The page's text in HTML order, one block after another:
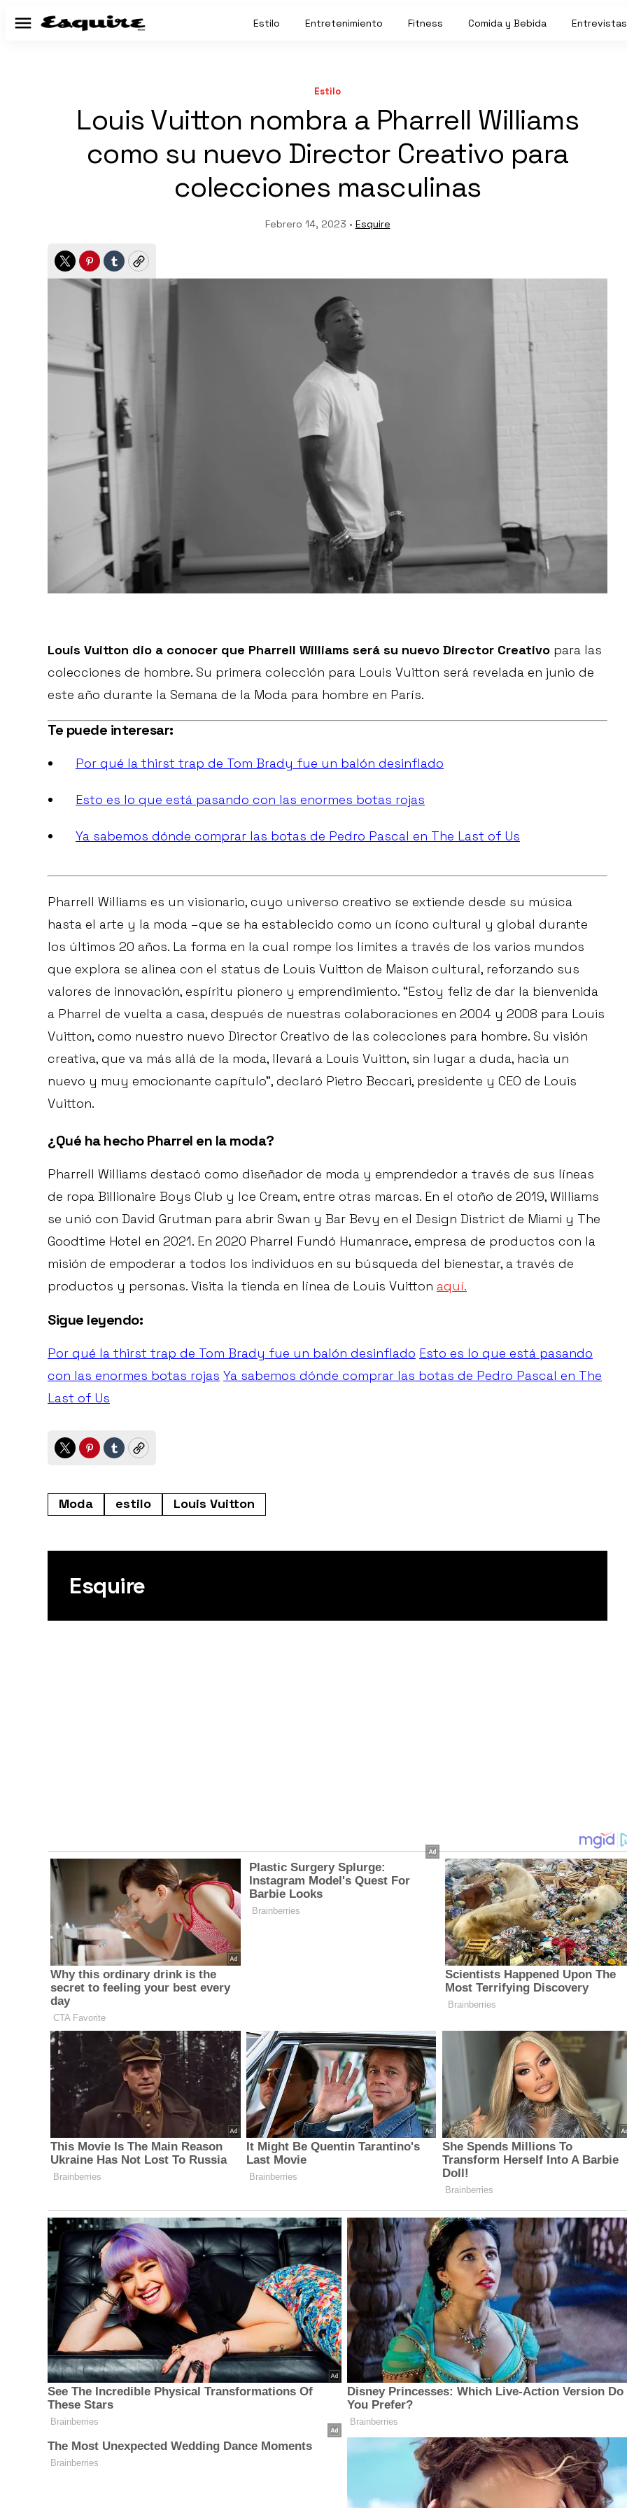
Menú Estilo Entretenimiento Fitness Comida y Bebida Entrevistas
Estilo
Louis Vuitton nombra a Pharrell Williams
como su nuevo Director Creativo para
colecciones masculinas
Febrero 14, 2023 • Esquire
TwitterPinterest
TumblrCopy
Louis Vuitton dio a conocer que Pharrell Williams será su nuevo Director Creativo para las
colecciones de hombre. Su primera colección para Louis Vuitton será revelada en junio de
este año durante la Semana de la Moda para hombre en París.
Te puede interesar:
Por qué la thirst trap de Tom Brady fue un balón desinflado
Esto es lo que está pasando con las enormes botas rojas
Ya sabemos dónde comprar las botas de Pedro Pascal en The Last of Us
Pharrell Williams es un visionario, cuyo universo creativo se extiende desde su música
hasta el arte y la moda –que se ha establecido como un ícono cultural y global durante
los últimos 20 años. La forma en la cual rompe los límites a través de los varios mundos
que explora se alinea con el status de Louis Vuitton de Maison cultural, reforzando sus
valores de innovación, espíritu pionero y emprendimiento. “Estoy feliz de dar la bienvenida
a Pharrel de vuelta a casa, después de nuestras colaboraciones en 2004 y 2008 para Louis
Vuitton, como nuestro nuevo Director Creativo de las colecciones para hombre. Su visión
creativa, que va más allá de la moda, llevará a Louis Vuitton, sin lugar a duda, hacia un
nuevo y muy emocionante capítulo”, declaró Pietro Beccari, presidente y CEO de Louis
Vuitton.
¿Qué ha hecho Pharrel en la moda?
Pharrell Williams destacó como diseñador de moda y emprendedor a través de sus líneas
de ropa Billionaire Boys Club y Ice Cream, entre otras marcas. En el otoño de 2019, Williams
se unió con David Grutman para abrir Swan y Bar Bevy en el Design District de Miami y The
Goodtime Hotel en 2021. En 2020 Pharrel Fundó Humanrace, empresa de productos con la
misión de empoderar a todos los individuos en su búsqueda del bienestar, a través de
productos y personas. Visita la tienda en línea de Louis Vuitton aquí.
Sigue leyendo:
Por qué la thirst trap de Tom Brady fue un balón desinflado Esto es lo que está pasando
con las enormes botas rojas Ya sabemos dónde comprar las botas de Pedro Pascal en The
Last of Us
TwitterPinterest
TumblrCopy
Moda estilo Louis Vuitton
Esquire